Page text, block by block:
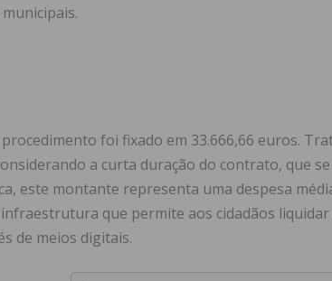
foi fixado em 33.666,66 euros.
a curta duração do contrato, que
este montante representa uma despesa
que permite aos cidadãos
de meios digitais.